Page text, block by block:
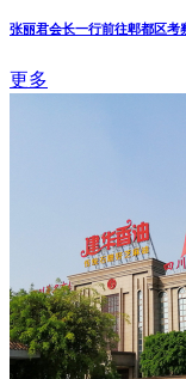
张丽君会长一行前往郫都区考
更多